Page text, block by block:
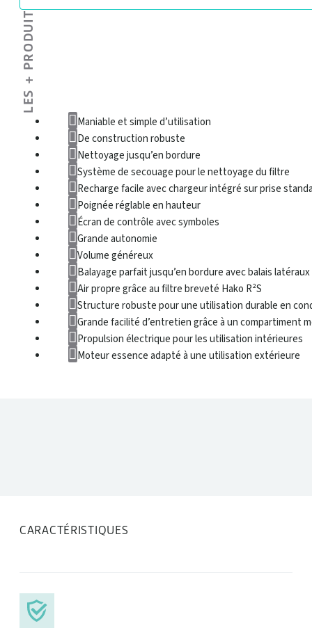
LES + PRODUIT
Maniable et simple d’utilisation
De construction robuste
Nettoyage jusqu’en bordure
Système de secouage pour le nettoyage du filtre
Recharge facile avec chargeur intégré sur prise
Poignée réglable en hauteur
Écran de contrôle avec symboles
Grande autonomie
Volume généreux
Balayage parfait jusqu’en bordure avec balais latéraux
Air propre grâce au filtre breveté Hako R²S
Structure robuste pour une utilisation durable en
Grande facilité d’entretien grâce à un compartiment
Propulsion électrique pour les utilisation intérieures
Moteur essence adapté à une utilisation extérieure
CARACTÉRISTIQUES